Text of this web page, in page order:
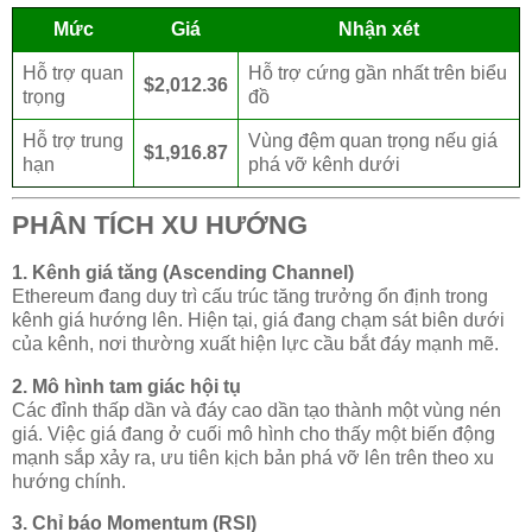
Mức Giá Nhận xét
Hỗ trợ quan
trọng
$2,012.36
Hỗ trợ cứng gần nhất trên biểu
đồ
Hỗ trợ trung
hạn
$1,916.87
Vùng đệm quan trọng nếu giá
phá vỡ kênh dưới
PHÂN TÍCH XU HƯỚNG
1. Kênh giá tăng (Ascending Channel)
Ethereum đang duy trì cấu trúc tăng trưởng ổn định trong
kênh giá hướng lên. Hiện tại, giá đang chạm sát biên dưới
của kênh, nơi thường xuất hiện lực cầu bắt đáy mạnh mẽ.
2. Mô hình tam giác hội tụ
Các đỉnh thấp dần và đáy cao dần tạo thành một vùng nén
giá. Việc giá đang ở cuối mô hình cho thấy một biến động
mạnh sắp xảy ra, ưu tiên kịch bản phá vỡ lên trên theo xu
hướng chính.
3. Chỉ báo Momentum (RSI)